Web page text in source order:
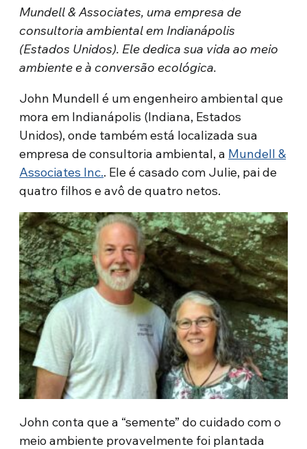
Mundell & Associates, uma empresa de
consultoria ambiental em Indianápolis
(Estados Unidos). Ele dedica sua vida ao meio
ambiente e à conversão ecológica.
John Mundell é um engenheiro ambiental que
mora em Indianápolis (Indiana, Estados
Unidos), onde também está localizada sua
empresa de consultoria ambiental, a Mundell &
Associates Inc.. Ele é casado com Julie, pai de
quatro filhos e avô de quatro netos.
John conta que a “semente” do cuidado com o
meio ambiente provavelmente foi plantada